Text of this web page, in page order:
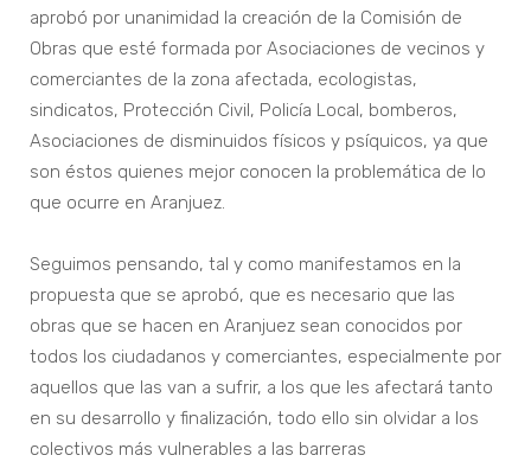
aprobó por unanimidad la creación de la Comisión de
Obras que esté formada por Asociaciones de vecinos y
comerciantes de la zona afectada, ecologistas,
sindicatos, Protección Civil, Policía Local, bomberos,
Asociaciones de disminuidos físicos y psíquicos, ya que
son éstos quienes mejor conocen la problemática de lo
que ocurre en Aranjuez.
Seguimos pensando, tal y como manifestamos en la
propuesta que se aprobó, que es necesario que las
obras que se hacen en Aranjuez sean conocidos por
todos los ciudadanos y comerciantes, especialmente por
aquellos que las van a sufrir, a los que les afectará tanto
en su desarrollo y finalización, todo ello sin olvidar a los
colectivos más vulnerables a las barreras